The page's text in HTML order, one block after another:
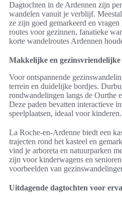
Dagtochten in de Ardennen zijn
wandelen vanuit je verblijf.
ze zijn goed gemarkeerd en
routes voor gezinnen, fanatieke
korte wandelroutes Ardennen
Makkelijke en gezinsvriendelijke
Voor ontspannende
terrein en duidelijke bordjes.
rondwandelingen langs de Ourthe
Deze paden bevatten interactieve
speelplaatsen, ideaal voor kinderen.
La Roche-en-Ardenne biedt een
trajecten rond het kasteel en
vind je arboreta en natuurparken
zijn voor kinderwagens en
voorbeelden van
Uitdagende dagtochten voor